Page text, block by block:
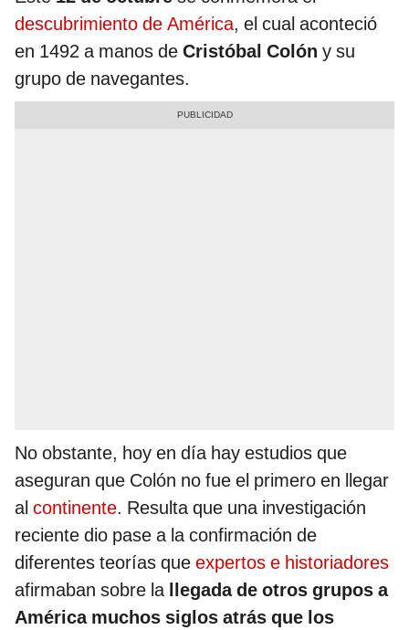
descubrimiento de América, el cual aconteció
en 1492 a manos de Cristóbal Colón y su
grupo de navegantes.
No obstante, hoy en día hay estudios que
aseguran que Colón no fue el primero en llegar
al continente. Resulta que una investigación
reciente dio pase a la confirmación de
diferentes teorías que expertos e historiadores
afirmaban sobre la llegada de otros grupos a
América muchos siglos atrás que los